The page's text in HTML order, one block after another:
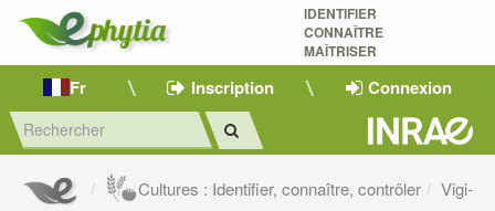
IDENTIFIER
CONNAÎTRE
MAÎTRISER
Fr Inscription Connexion
Cultures : Identifier, connaître, contrôler
Vigi-